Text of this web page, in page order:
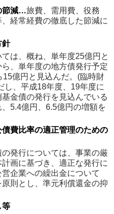
節減…旅費、需用費、役務
経常経費の徹底した節減に
針
は、概ね、単年度25億円と
、単年度の地方債発行予定
億円と見込んだ。(臨時財
し、平成18年度、19年度に
金債の発行を見込んでいる
5.4億円、6.5億円の増額を
費比率の適正管理のための
発行については、事業の厳
画に基づき、適正な発行に
企業への繰出金について
則とし、準元利償還金の抑
等